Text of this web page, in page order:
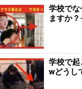
学校で
ますか
学校で
wどうし